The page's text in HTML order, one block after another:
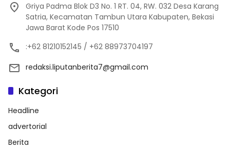
Griya Padma Blok D3 No. 1 RT. 04, RW. 032 Desa Karang
Satria, Kecamatan Tambun Utara Kabupaten, Bekasi
Jawa Barat Kode Pos 17510
:+62 81210152145 / +62 88973704197
redaksi.liputanberita7@gmail.com
Kategori
Headline
advertorial
Berita